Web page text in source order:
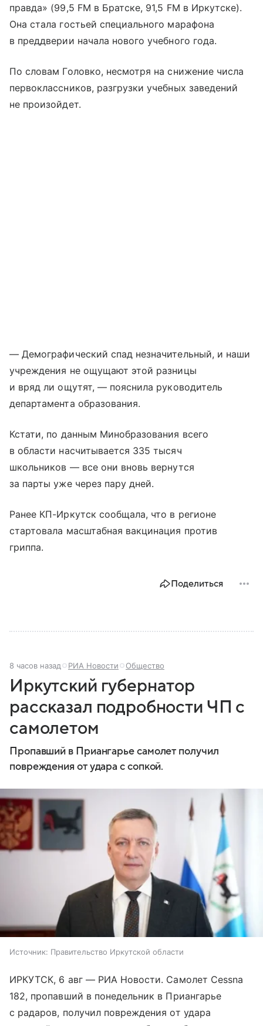
правда» (99,5 FM в Братске, 91,5 FM в Иркутске).
Она стала гостьей специального марафона
в преддверии начала нового учебного года.
По словам Головко, несмотря на снижение числа
первоклассников, разгрузки учебных заведений
не произойдет.
— Демографический спад незначительный, и наши
учреждения не ощущают этой разницы
и вряд ли ощутят, — пояснила руководитель
департамента образования.
Кстати, по данным Минобразования всего
в области насчитывается 335 тысяч
школьников — все они вновь вернутся
за парты уже через пару дней.
Ранее КП-Иркутск сообщала, что в регионе
стартовала масштабная вакцинация против
гриппа.
Поделиться
8 часов назад РИА Новости Общество
Иркутский губернатор
рассказал подробности ЧП с
самолетом
Пропавший в Приангарье самолет получил
повреждения от удара с сопкой.
Источник: Правительство Иркутской области
ИРКУТСК, 6 авг — РИА Новости. Самолет Cessna
182, пропавший в понедельник в Приангарье
с радаров, получил повреждения от удара